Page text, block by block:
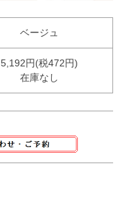
ベージュ
5,192円(税472円)
在庫なし